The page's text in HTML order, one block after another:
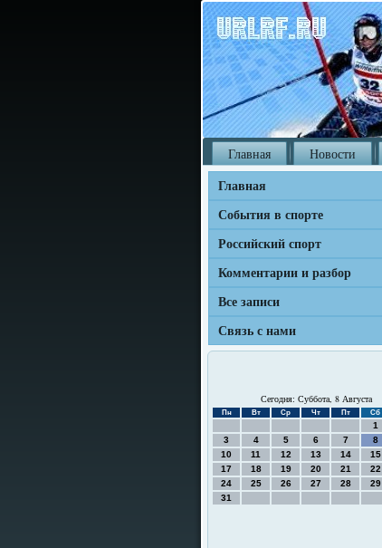
Главная Новости
Главная
События в спорте
Российский спорт
Комментарии и разбор
Все записи
Связь с нами
Сегодня: Суббота, 8 Августа
Пн Вт Ср Чт Пт Сб
1
3
4 5 6 7 8
10
11 12 13 14 15
17
18 19 20 21 22
24
25 26 27 28 29
31